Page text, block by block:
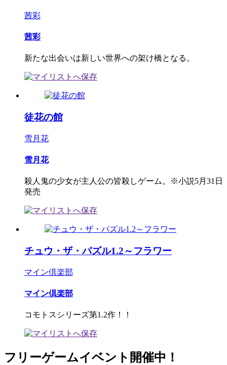
茜彩
茜彩
新たな出会いは新しい世界への架け橋となる。
徒花の館
雪月花
雪月花
殺人鬼の少女が主人公の皆殺しゲーム。※小説5月31日
発売
チュウ・ザ・パズル1.2～フラワー
マイン倶楽部
マイン倶楽部
コモトスシリーズ第1.2作！！
フリーゲームイベント開催中！